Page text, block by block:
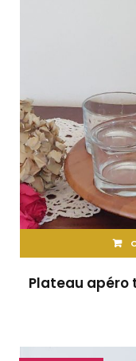
Plateau apéro